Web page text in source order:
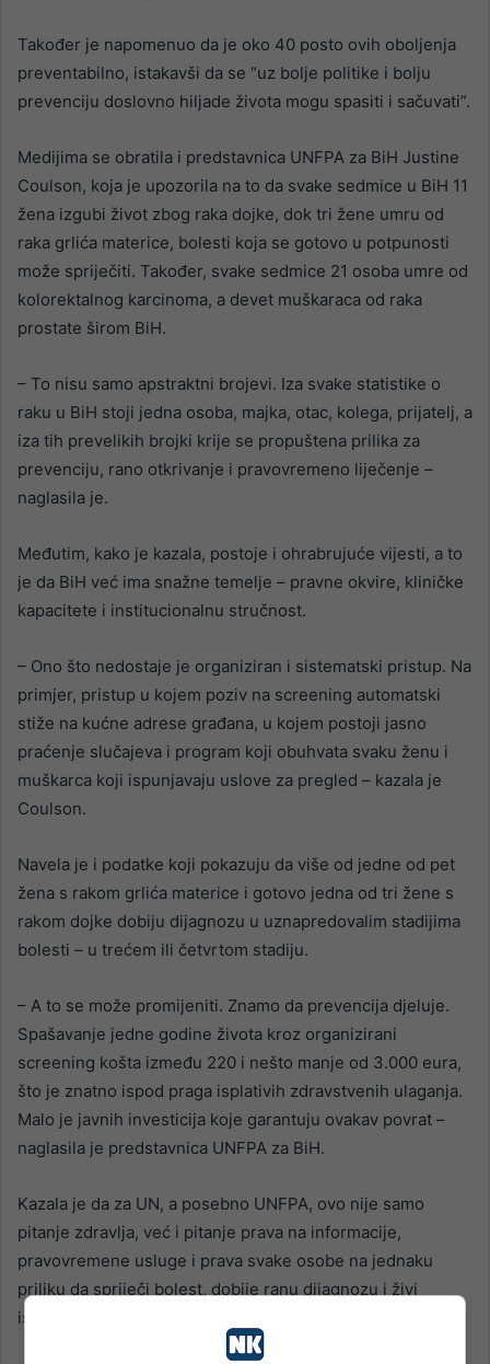
Također je napomenuo da je oko 40 posto ovih oboljenja
preventabilno, istakavši da se “uz bolje politike i bolju
prevenciju doslovno hiljade života mogu spasiti i sačuvati”.
Medijima se obratila i predstavnica UNFPA za BiH Justine
Coulson, koja je upozorila na to da svake sedmice u BiH 11
žena izgubi život zbog raka dojke, dok tri žene umru od
raka grlića materice, bolesti koja se gotovo u potpunosti
može spriječiti. Također, svake sedmice 21 osoba umre od
kolorektalnog karcinoma, a devet muškaraca od raka
prostate širom BiH.
– To nisu samo apstraktni brojevi. Iza svake statistike o
raku u BiH stoji jedna osoba, majka, otac, kolega, prijatelj, a
iza tih prevelikih brojki krije se propuštena prilika za
prevenciju, rano otkrivanje i pravovremeno liječenje –
naglasila je.
Međutim, kako je kazala, postoje i ohrabrujuće vijesti, a to
je da BiH već ima snažne temelje – pravne okvire, kliničke
kapacitete i institucionalnu stručnost.
– Ono što nedostaje je organiziran i sistematski pristup. Na
primjer, pristup u kojem poziv na screening automatski
stiže na kućne adrese građana, u kojem postoji jasno
praćenje slučajeva i program koji obuhvata svaku ženu i
muškarca koji ispunjavaju uslove za pregled – kazala je
Coulson.
Navela je i podatke koji pokazuju da više od jedne od pet
žena s rakom grlića materice i gotovo jedna od tri žene s
rakom dojke dobiju dijagnozu u uznapredovalim stadijima
bolesti – u trećem ili četvrtom stadiju.
– A to se može promijeniti. Znamo da prevencija djeluje.
Spašavanje jedne godine života kroz organizirani
screening košta između 220 i nešto manje od 3.000 eura,
što je znatno ispod praga isplativih zdravstvenih ulaganja.
Malo je javnih investicija koje garantuju ovakav povrat –
naglasila je predstavnica UNFPA za BiH.
Kazala je da za UN, a posebno UNFPA, ovo nije samo
pitanje zdravlja, već i pitanje prava na informacije,
pravovremene usluge i prava svake osobe na jednaku
priliku da spriječi bolest, dobije ranu dijagnozu i živi
ispunjen život.